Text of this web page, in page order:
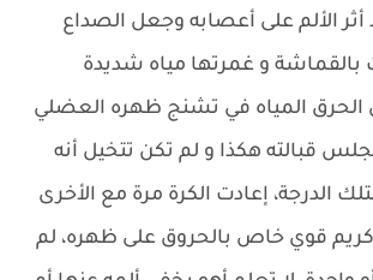
الألم على أعصابه وجعل الصداع
و غمرتها مياه شديدة
الحرق المياه في تشنج ظهره العضلي
قبالته هكذا و لم تكن تتخيل أنه
الدرجة، إعادت الكرة مرة مع الأخرى
قوي خاص بالحروق على ظهره، لم